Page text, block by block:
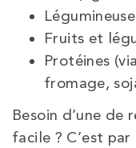
Fruits et
Protéines
fromage,
Besoin d’une de
facile ? C’est par